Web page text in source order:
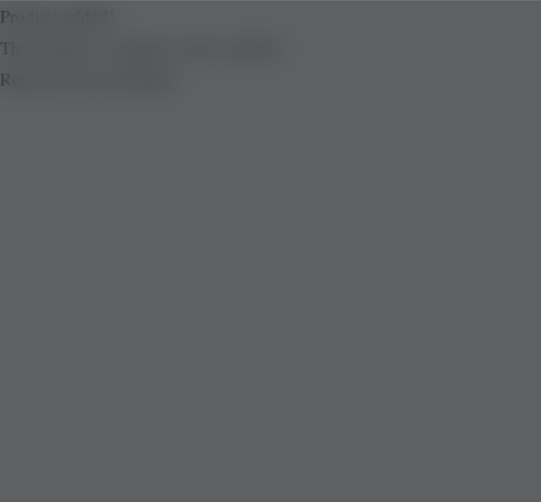
Product added!
The product is already in the wishlist!
Removed from Wishlist